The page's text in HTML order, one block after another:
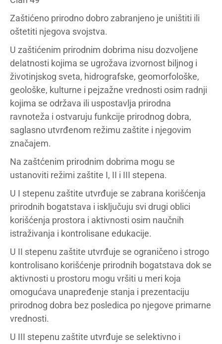
Zaštićeno prirodno dobro zabranjeno je uništiti ili
oštetiti njegova svojstva.
U zaštićenim prirodnim dobrima nisu dozvoljene
delatnosti kojima se ugrožava izvornost biljnog i
životinjskog sveta, hidrografske, geomorfološke,
geološke, kulturne i pejzažne vrednosti osim radnji
kojima se održava ili uspostavlja prirodna
ravnoteža i ostvaruju funkcije prirodnog dobra,
saglasno utvrđenom režimu zaštite i njegovim
značajem.
Na zaštćenim prirodnim dobrima mogu se
ustanoviti režimi zaštite I, II i III stepena.
U I stepenu zaštite utvrđuje se zabrana korišćenja
prirodnih bogatstava i isključuju svi drugi oblici
korišćenja prostora i aktivnosti osim naučnih
istraživanja i kontrolisane edukacije.
U II stepenu zaštite utvrđuje se ograničeno i strogo
kontrolisano korišćenje prirodnih bogatstava dok se
aktivnosti u prostoru mogu vršiti u meri koja
omogućava unapređenje stanja i prezentaciju
prirodnog dobra bez posledica po njegove primarne
vrednosti.
U III stepenu zaštite utvrđuje se selektivno i